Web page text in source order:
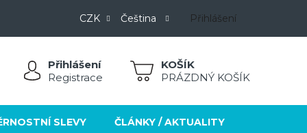
CZK Čeština Přihlášení
Přihlášení
Registrace
NÁKUPNÍPRÁZDNÝ KOŠÍK
SLEVY ČLÁNKY / AKTUALITY